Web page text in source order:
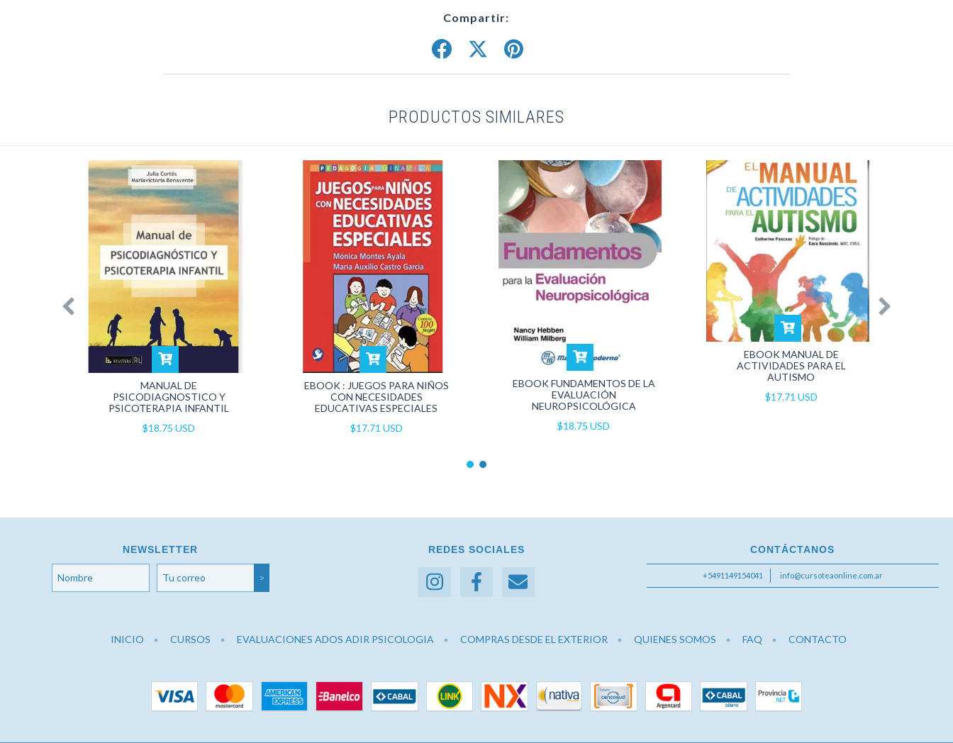
Compartir:
PRODUCTOS SIMILARES
MANUAL DE
PSICODIAGNOSTICO Y
PSICOTERAPIA INFANTIL
$18.75 USD
EBOOK : JUEGOS PARA NIÑOS
CON NECESIDADES
EDUCATIVAS ESPECIALES
$17.71 USD
EBOOK FUNDAMENTOS DE LA
EVALUACIÓN
NEUROPSICOLÓGICA
$18.75 USD
EBOOK MANUAL DE
ACTIVIDADES PARA EL
AUTISMO
$17.71 USD
NEWSLETTER REDES SOCIALES CONTÁCTANOS
+5491149154041 info@cursoteaonline.com.ar
INICIO CURSOS EVALUACIONES ADOS ADIR PSICOLOGIA COMPRAS DESDE EL EXTERIOR QUIENES SOMOS FAQ CONTACTO